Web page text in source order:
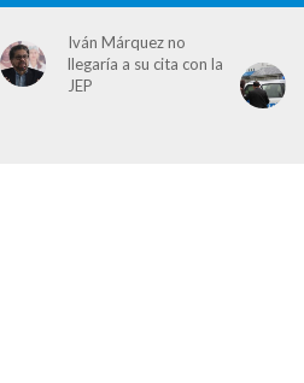
Iván Márquez no
llegaría a su cita con la
JEP